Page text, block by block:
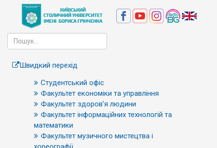
Швидкий перехід
Студентський офіс
Факультет економіки та управління
Факультет здоров’я людини
Факультет інформаційних технологій та
математики
Факультет музичного мистецтва і